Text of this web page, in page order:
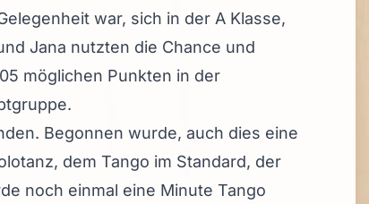
war, sich in der A Klasse,
Jana nutzten die Chance und
möglichen Punkten in der
Begonnen wurde, auch dies eine
dem Tango im Standard, der
noch einmal eine Minute Tango